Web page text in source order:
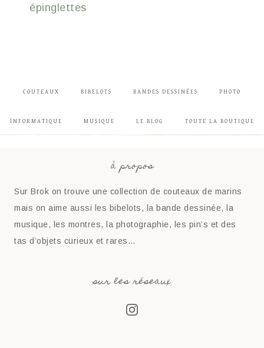
épinglettes
COUTEAUX BIBELOTS BANDES DESSINÉES PHOTO
INFORMATIQUE MUSIQUE LE BLOG TOUTE LA BOUTIQUE
à propos
Sur Brok on trouve une collection de couteaux de marins
mais on aime aussi les bibelots, la bande dessinée, la
musique, les montres, la photographie, les pin’s et des
tas d’objets curieux et rares…
sur les réseaux